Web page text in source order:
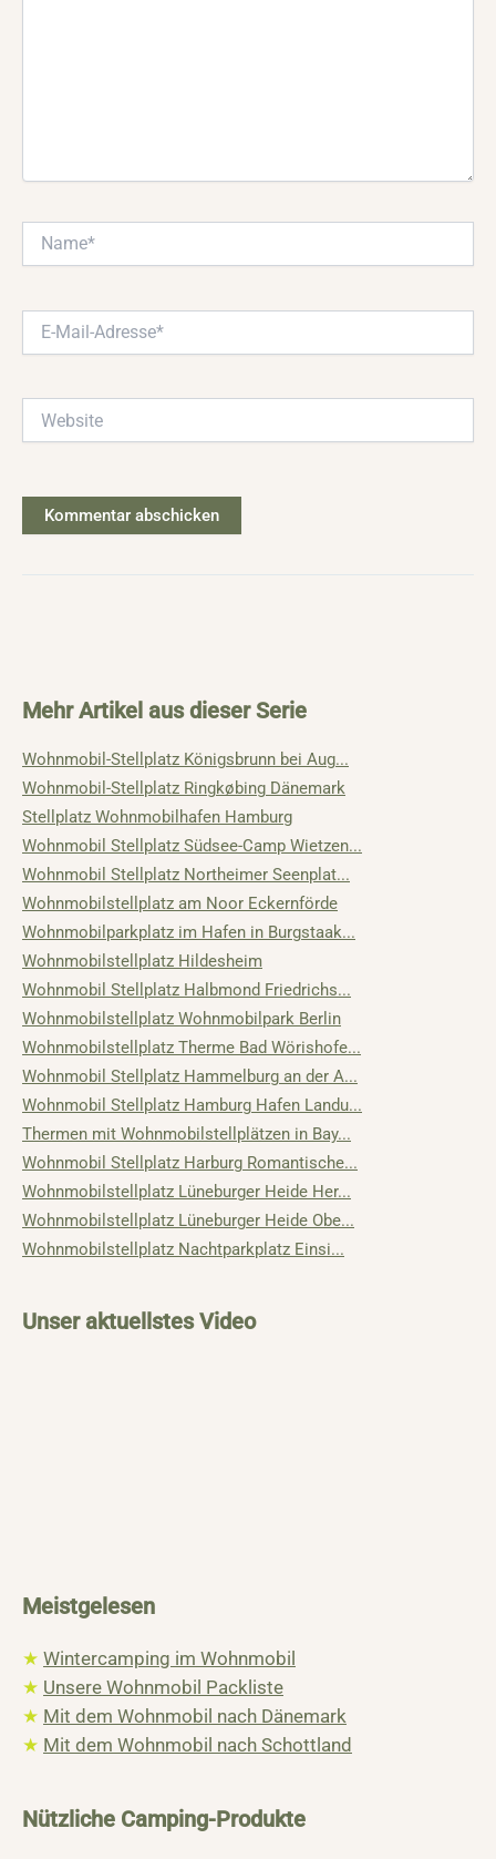
Mail-
Mehr Artikel aus dieser Serie
Wohnmobil-Stellplatz Königsbrunn bei Aug...
Wohnmobil-Stellplatz Ringkøbing Dänemark
Stellplatz Wohnmobilhafen Hamburg
Wohnmobil Stellplatz Südsee-Camp Wietzen...
Wohnmobil Stellplatz Northeimer Seenplat...
Wohnmobilstellplatz am Noor Eckernförde
Wohnmobilparkplatz im Hafen in Burgstaak...
Wohnmobilstellplatz Hildesheim
Wohnmobil Stellplatz Halbmond Friedrichs...
Wohnmobilstellplatz Wohnmobilpark Berlin
Wohnmobilstellplatz Therme Bad Wörishofe...
Wohnmobil Stellplatz Hammelburg an der A...
Wohnmobil Stellplatz Hamburg Hafen Landu...
Thermen mit Wohnmobilstellplätzen in Bay...
Wohnmobil Stellplatz Harburg Romantische...
Wohnmobilstellplatz Lüneburger Heide Her...
Wohnmobilstellplatz Lüneburger Heide Obe...
Wohnmobilstellplatz Nachtparkplatz Einsi...
Unser aktuellstes Video
Meistgelesen
★ Wintercamping im Wohnmobil
★ Unsere Wohnmobil Packliste
★ Mit dem Wohnmobil nach Dänemark
★ Mit dem Wohnmobil nach Schottland
Nützliche Camping-Produkte